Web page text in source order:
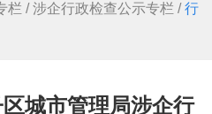
栏 /涉企行政检查公示专栏 /行
城市管理局涉企行